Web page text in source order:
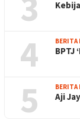
4 BERITA
BPTJ
5 BERITA
Aji